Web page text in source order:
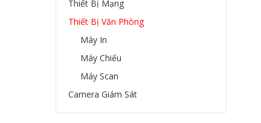
Thiết Bị Mạng
Thiết Bị Văn Phòng
Máy In
Máy Chiếu
Máy Scan
Camera Giám Sát